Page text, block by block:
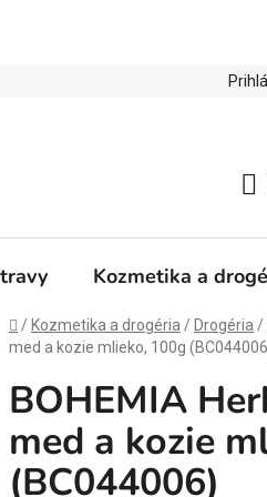
Podmienky ochrany osobných
Kozmetika a
Domov
/ Kozmetika a drogéria / Drogéria /
med a kozie mlieko, 100g
BOHEMIA
med a kozie
(BC044006)